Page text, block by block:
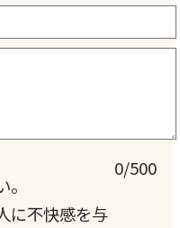
に不快感を与
0/500